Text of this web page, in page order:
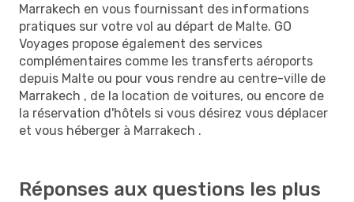
Marrakech en vous fournissant des informations
pratiques sur votre vol au départ de Malte. GO
Voyages propose également des services
complémentaires comme les transferts aéroports
depuis Malte ou pour vous rendre au centre-ville de
Marrakech , de la location de voitures, ou encore de
la réservation d'hôtels si vous désirez vous déplacer
et vous héberger à Marrakech .
Réponses aux questions les plus